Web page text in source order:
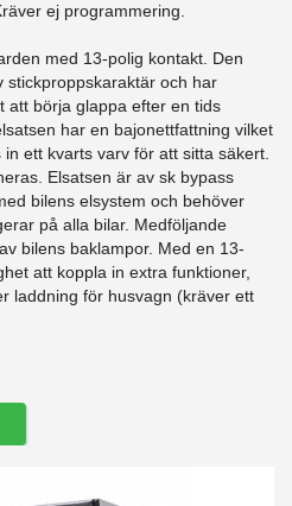
ej programmering.
med 13-polig kontakt. Den
stickproppskaraktär och har
att börja glappa efter en tids
har en bajonettfattning vilket
ett kvarts varv för att sitta säkert.
Elsatsen är av sk bypass
bilens elsystem och behöver
på alla bilar. Medföljande
bilens baklampor. Med en 13-
att koppla in extra funktioner,
laddning för husvagn (kräver ett